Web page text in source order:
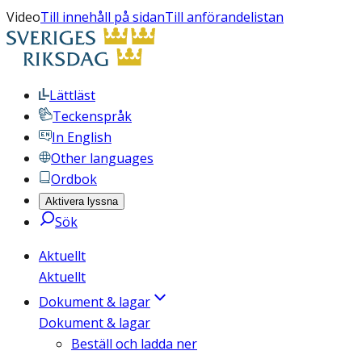
VideoTill innehåll på sidanTill anförandelistan
Lättläst
Teckenspråk
In English
Other languages
Ordbok
Aktivera lyssna
Sök
Aktuellt
Aktuellt
Dokument & lagar
Dokument & lagar
Beställ och ladda ner